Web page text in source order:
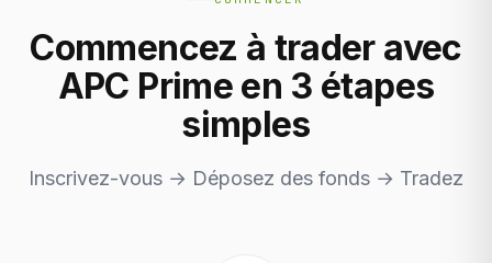
Commencez à trader avec
APC Prime en 3 étapes
simples
Inscrivez-vous → Déposez des fonds → Tradez